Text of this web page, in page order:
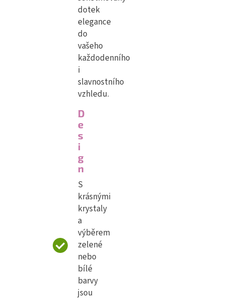
dotek
elegance
do
vašeho
každodenního
i
slavnostního
vzhledu.
D
e
s
i
g
n
S
krásnými
krystaly
a
výběrem
zelené
nebo
bílé
barvy
jsou